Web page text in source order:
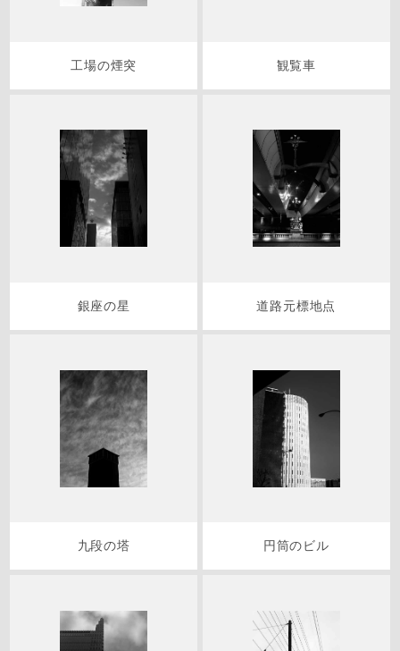
工場の煙突 観覧車
銀座の星 道路元標地点
九段の塔 円筒のビル